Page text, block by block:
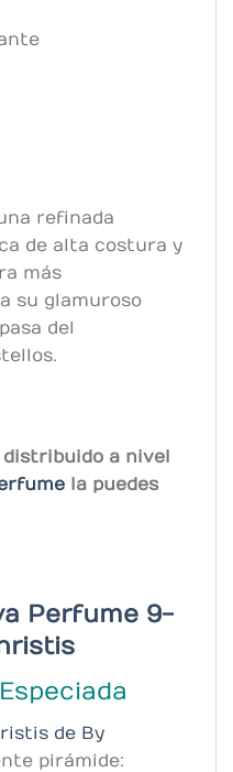
refinada
de alta costura y
más
su glamuroso
del
distribuido a nivel
la puedes
Perfume 9-
de By
pirámide: